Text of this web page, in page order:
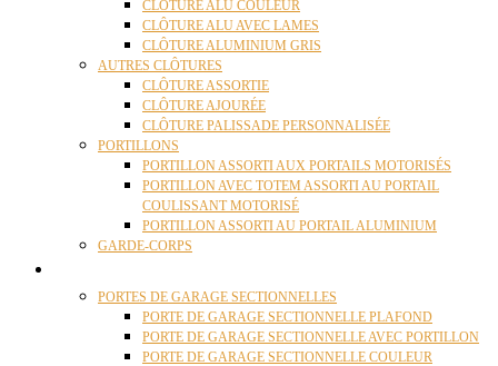
CLÔTURE ALU COULEUR
CLÔTURE ALU AVEC LAMES
CLÔTURE ALUMINIUM GRIS
AUTRES CLÔTURES
CLÔTURE ASSORTIE
CLÔTURE AJOURÉE
CLÔTURE PALISSADE PERSONNALISÉE
PORTILLONS
PORTILLON ASSORTI AUX PORTAILS MOTORISÉS
PORTILLON AVEC TOTEM ASSORTI AU PORTAIL
COULISSANT MOTORISÉ
PORTILLON ASSORTI AU PORTAIL ALUMINIUM
GARDE-CORPS
PORTES DE GARAGE SECTIONNELLES
PORTE DE GARAGE SECTIONNELLE PLAFOND
PORTE DE GARAGE SECTIONNELLE AVEC PORTILLON
PORTE DE GARAGE SECTIONNELLE COULEUR